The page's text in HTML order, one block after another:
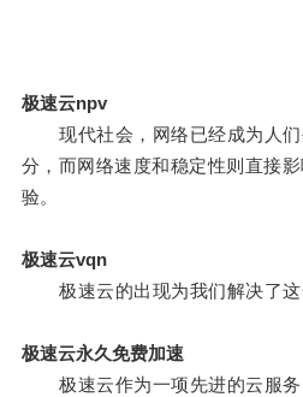
极速云npv
现代社会，网络已经成为人们
分，而网络速度和稳定性则直接
验。
极速云vqn
极速云的出现为我们解决了这
极速云永久免费加速
极速云作为一项先进的云服务